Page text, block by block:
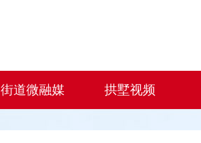
街道微融媒 拱墅视频